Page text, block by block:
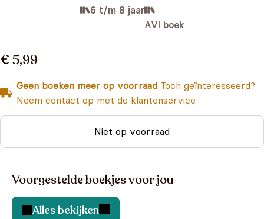
6 t/m 8 jaar
AVI boek
€ 5,99
Geen boeken meer op voorraad Toch geïnteresseerd?
Neem contact op met de klantenservice
Niet op voorraad
Voorgestelde boekjes voor jou
Alles bekijken